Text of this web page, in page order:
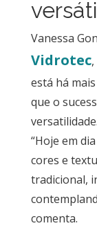
Vanessa
Vidrotec,
está há
que o
versatilidade.
“Hoje em
cores e
tradicional,
comenta.